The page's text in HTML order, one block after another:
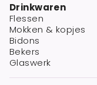
Drinkwaren
Flessen
Mokken & kopjes
Bidons
Bekers
Glaswerk